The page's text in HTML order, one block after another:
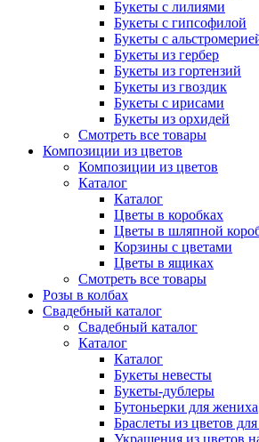
Букеты с лилиями
Букеты с гипсофилой
Букеты с
Букеты из гербер
Букеты из гортензий
Букеты из гвоздик
Букеты с ирисами
Букеты из орхидей
Смотреть все товары
Композиции из цветов
Композиции из цветов
Каталог
Каталог
Цветы в коробках
Цветы в шляпной
Корзины с цветами
Цветы в ящиках
Смотреть все товары
Розы в колбах
Свадебный каталог
Свадебный каталог
Каталог
Каталог
Букеты невесты
Букеты-дублеры
Бутоньерки для жениха
Браслеты из цветов